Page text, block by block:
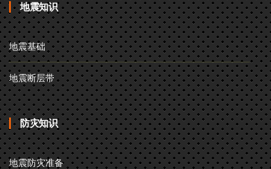
地震知识
地震基础
地震断层带
防灾知识
地震防灾准备